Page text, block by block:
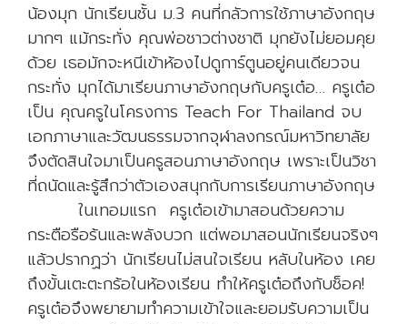
!
น้องมุก นักเรียนชั้น ม.3 คนที่กลัวการใช้ภาษาอังกฤษ
มากๆ แม้กระทั่ง คุณพ่อชาวต่างชาติ มุกยังไม่ยอมคุย
ด้วย เธอมักจะหนีเข้าห้องไปดูการ์ตูนอยู่คนเดียวจน
กระทั่ง มุกได้มาเรียนภาษาอังกฤษกับครูเต๋อ… ครูเต๋อ
เป็น คุณครูในโครงการ Teach For Thailand จบ
เอกภาษาและวัฒนธรรมจากจุฬาลงกรณ์มหาวิทยาลัย
จึงตัดสินใจมาเป็นครูสอนภาษาอังกฤษ เพราะเป็นวิชา
ที่ถนัดและรู้สึกว่าตัวเองสนุกกับการเรียนภาษาอังกฤษ
ในเทอมแรก ครูเต๋อเข้ามาสอนด้วยความ
กระตือรือร้นและพลังบวก แต่พอมาสอนนักเรียนจริงๆ
แล้วปรากฏว่า นักเรียนไม่สนใจเรียน หลับในห้อง เคย
ถึงขั้นเตะตะกร้อในห้องเรียน ทำให้ครูเต๋อถึงกับช็อค!
ครูเต๋อจึงพยายามทำความเข้าใจและยอมรับความเป็น